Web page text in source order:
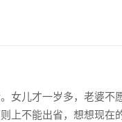
儿才一岁多，老婆不
上不能出省，想想现在